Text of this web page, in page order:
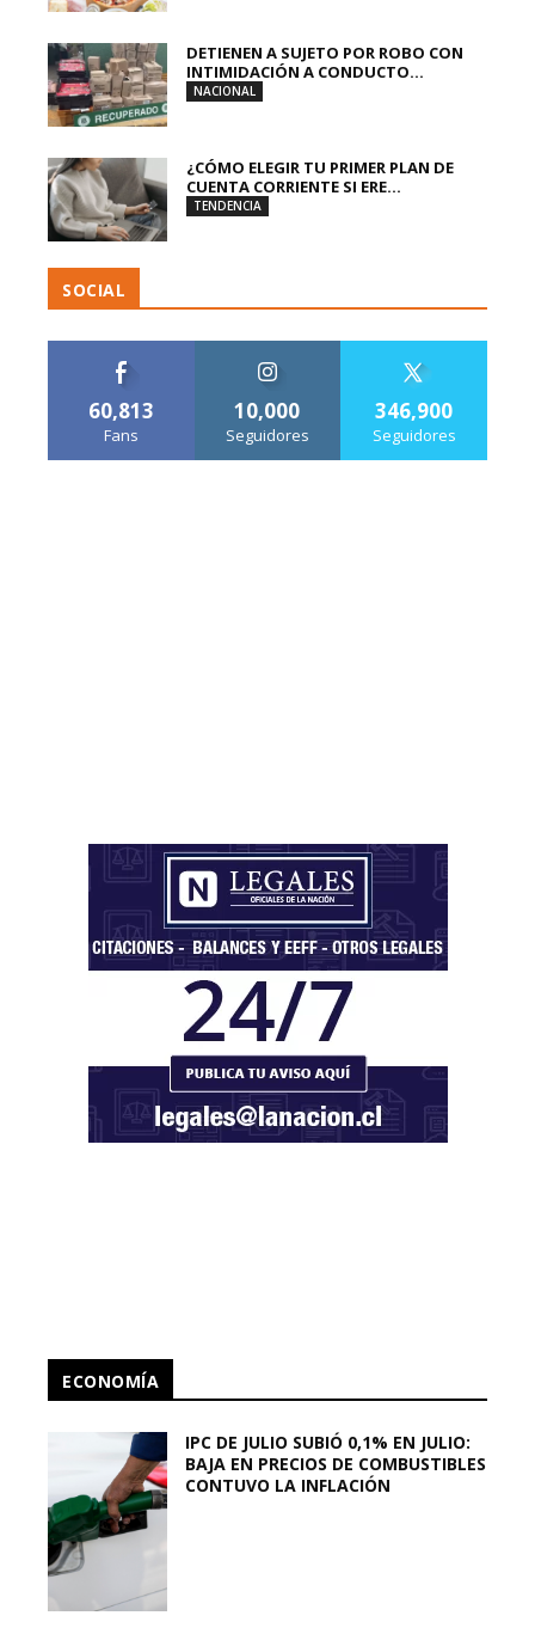
DETIENEN A SUJETO POR ROBO CON
INTIMIDACIÓN A CONDUCTO...
NACIONAL
¿CÓMO ELEGIR TU PRIMER PLAN DE
CUENTA CORRIENTE SI ERE...
TENDENCIA
SOCIAL
60,813
Fans
10,000
Seguidores
346,900
Seguidores
ECONOMÍA
IPC DE JULIO SUBIÓ 0,1% EN JULIO:
BAJA EN PRECIOS DE COMBUSTIBLES
CONTUVO LA INFLACIÓN